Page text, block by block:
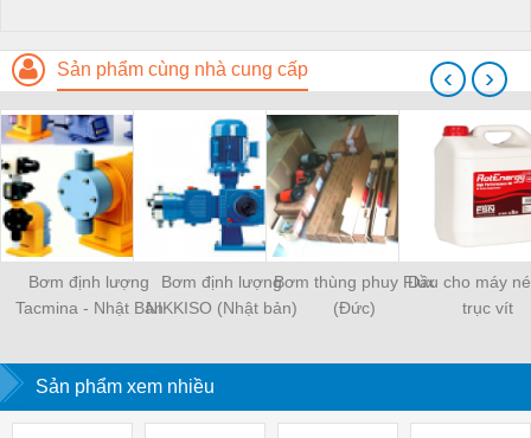
Sản phẩm cùng nhà cung cấp
Bơm định lượng
Tacmina - Nhật Bản
Bơm định lượng
NIKKISO (Nhật bản)
phối chính thức
Bơm thùng phuy Flux
(Đức)
Dầu cho máy
trục vít
‹ ›
Sản phẩm xem nhiều